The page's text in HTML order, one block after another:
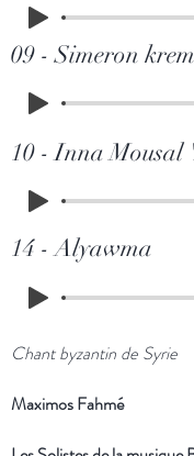
09 - Simeron
10 - Inna Mousal
14 - Alyawma
Chant byzantin de Syrie
Maximos Fahmé